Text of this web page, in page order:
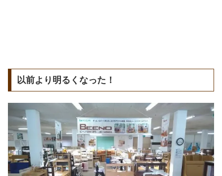
以前より明るくなった！